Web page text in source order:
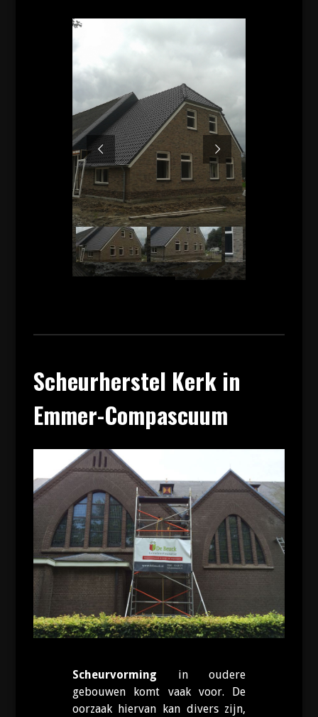
Scheurherstel Kerk in
Emmer-Compascuum
Scheurvorming in oudere
gebouwen komt vaak voor. De
oorzaak hiervan kan divers zijn,